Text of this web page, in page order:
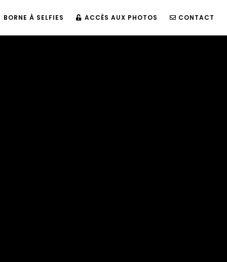
BORNE À SELFIES ACCÈS AUX PHOTOS CONTACT